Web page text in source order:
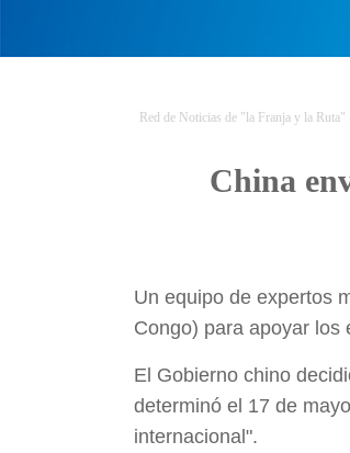
Red de Noticias de "la Franja y la Ruta"
China
Un equipo de expertos
Congo) para apoyar los
El Gobierno chino
determinó el 17 de
internacional".